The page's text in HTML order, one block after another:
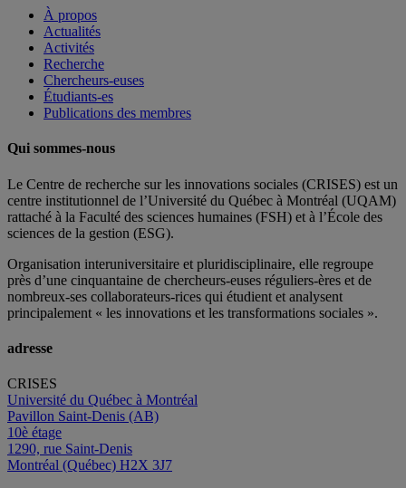
À propos
Actualités
Activités
Recherche
Chercheurs-euses
Étudiants-es
Publications des membres
Qui sommes-nous
Le Centre de recherche sur les innovations sociales (CRISES) est un
centre institutionnel de l’Université du Québec à Montréal (UQAM)
rattaché à la Faculté des sciences humaines (FSH) et à l’École des
sciences de la gestion (ESG).
Organisation interuniversitaire et pluridisciplinaire, elle regroupe
près d’une cinquantaine de chercheurs-euses réguliers-ères et de
nombreux-ses collaborateurs-rices qui étudient et analysent
principalement « les innovations et les transformations sociales ».
adresse
CRISES
Université du Québec à Montréal
Pavillon Saint-Denis (AB)
10è étage
1290, rue Saint-Denis
Montréal (Québec) H2X 3J7